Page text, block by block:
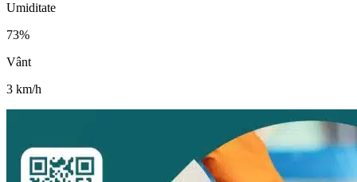
Umiditate
73%
Vânt
3 km/h